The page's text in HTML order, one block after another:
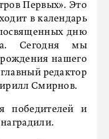
Первых». Это
в календарь
дню
Сегодня мы
нашего
редактор
Смирнов.
победителей и